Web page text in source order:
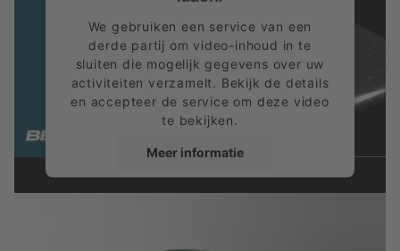
We gebruiken een service van een
derde partij om video-inhoud in te
sluiten die mogelijk gegevens over uw
activiteiten verzamelt. Bekijk de details
en accepteer de service om deze video
te bekijken.
Meer informatie